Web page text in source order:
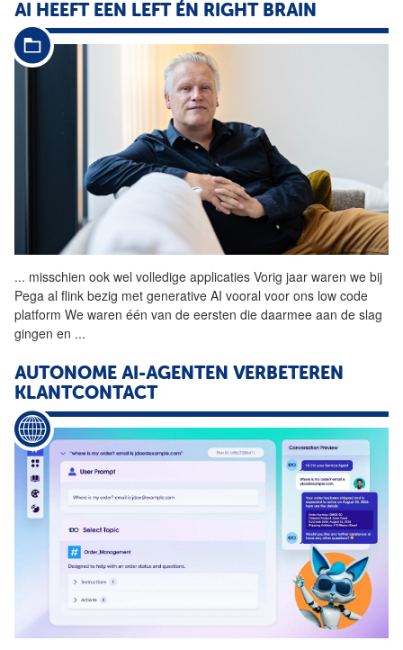
AI HEEFT EEN LEFT ÉN RIGHT BRAIN
... misschien ook wel volledige applicaties Vorig jaar waren we bij
Pega al flink bezig met generative AI vooral voor ons low code
platform We waren één van de eersten die daarmee aan de slag
gingen en ...
AUTONOME AI-AGENTEN VERBETEREN
KLANTCONTACT